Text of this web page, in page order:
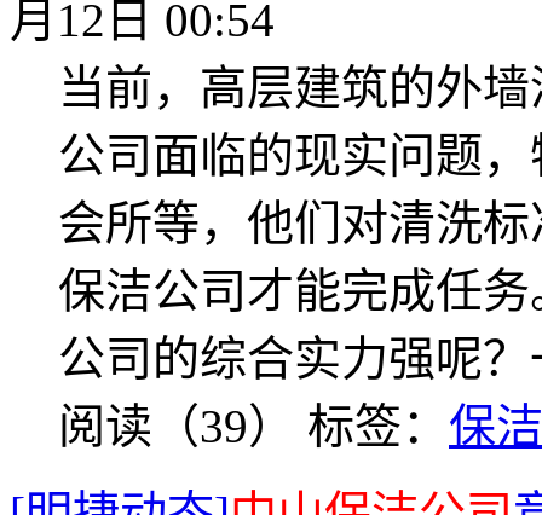
月12日 00:54
当前，高层建筑的外
公司面临的现实问题
会所等，他们对清洗
保洁公司才能完成任
公司的综合实力强呢
阅读（39） 标签： 保